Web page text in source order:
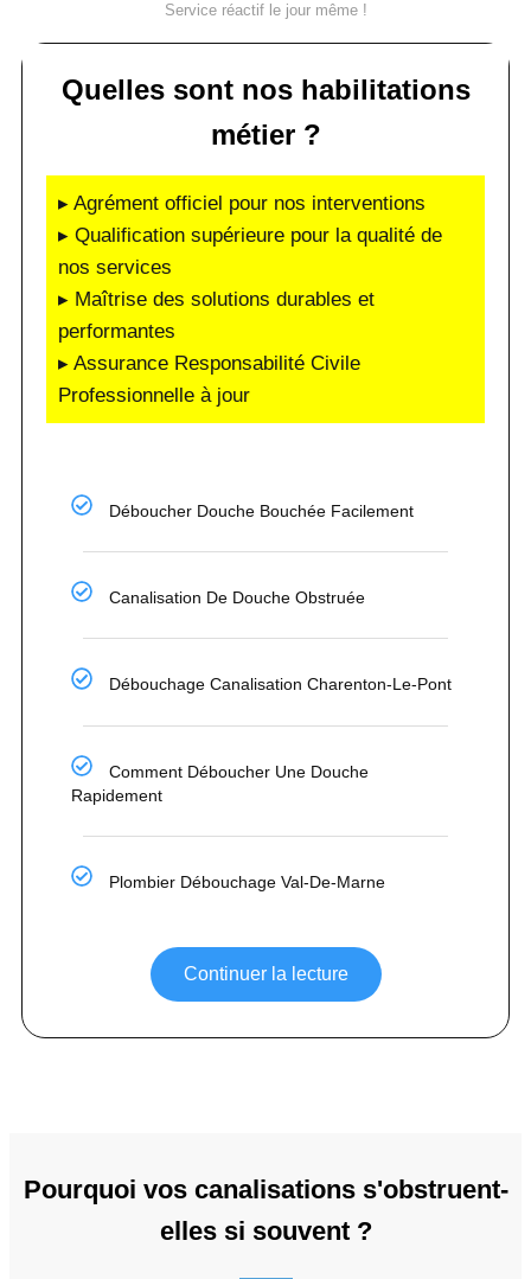
Service réactif le jour même !
Quelles sont nos habilitations
métier ?
▸ Agrément officiel pour nos interventions
▸ Qualification supérieure pour la qualité de
nos services
▸ Maîtrise des solutions durables et
performantes
▸ Assurance Responsabilité Civile
Professionnelle à jour
Déboucher Douche Bouchée Facilement
Canalisation De Douche Obstruée
Débouchage Canalisation Charenton-Le-Pont
Comment Déboucher Une Douche
Rapidement
Plombier Débouchage Val-De-Marne
Continuer la lecture
Pourquoi vos canalisations s'obstruent-
elles si souvent ?